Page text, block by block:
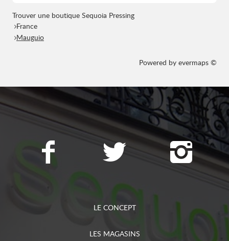
Trouver une boutique Sequoia Pressing
France
Mauguio
Powered by evermaps ©
LE CONCEPT
LES MAGASINS